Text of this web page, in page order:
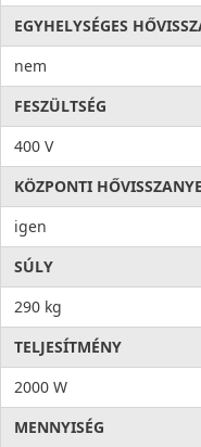
EGYHELYSÉGES
nem
FESZÜLTSÉG
400 V
KÖZPONTI
igen
SÚLY
290 kg
TELJESÍTMÉNY
2000 W
MENNYISÉG